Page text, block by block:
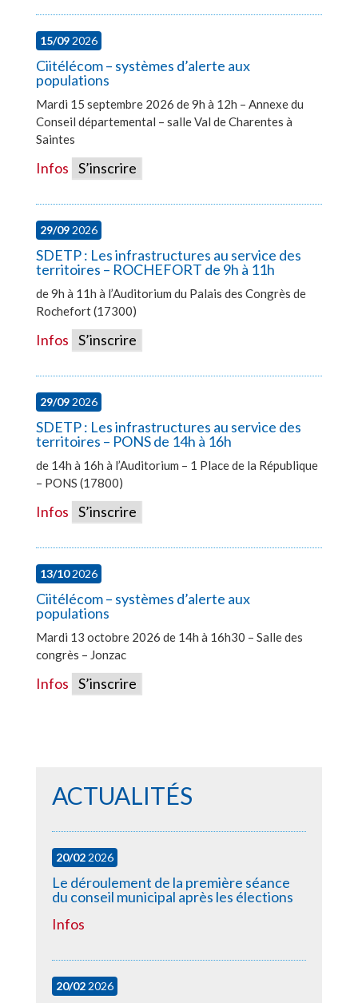
15/092026
Ciitélécom – systèmes d’alerte aux
populations
Mardi 15 septembre 2026 de 9h à 12h – Annexe du
Conseil départemental – salle Val de Charentes à
Saintes
Infos S’inscrire
29/092026
SDETP : Les infrastructures au service des
territoires – ROCHEFORT de 9h à 11h
de 9h à 11h à l’Auditorium du Palais des Congrès de
Rochefort (17300)
Infos S’inscrire
29/092026
SDETP : Les infrastructures au service des
territoires – PONS de 14h à 16h
de 14h à 16h à l’Auditorium – 1 Place de la République
– PONS (17800)
Infos S’inscrire
13/102026
Ciitélécom – systèmes d’alerte aux
populations
Mardi 13 octobre 2026 de 14h à 16h30 – Salle des
congrès – Jonzac
Infos S’inscrire
ACTUALITÉS
20/022026
Le déroulement de la première séance
du conseil municipal après les élections
Infos
20/022026